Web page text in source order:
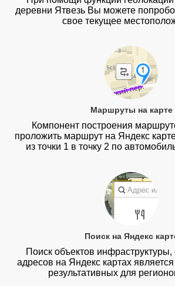
деревни Ятвезь Вы можете
свое текущее
Маршруты на карте
Компонент построения
проложить маршрут на Яндекс
из точки 1 в точку 2 по
Поиск на Яндекс
Поиск объектов инфраструктуры,
адресов на Яндекс картах
результативных для